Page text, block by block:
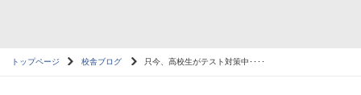
トップページ 校舎ブログ 只今、高校生がテスト対策中････